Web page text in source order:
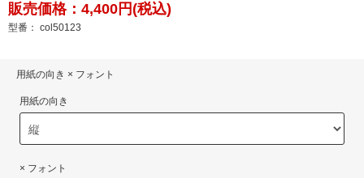
販売価格：4,400円(税込)
型番： col50123
用紙の向き × フォント
用紙の向き
× フォント